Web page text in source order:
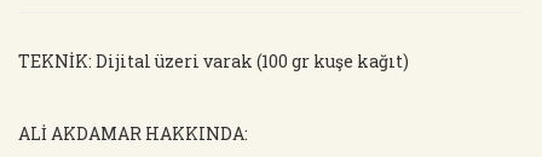
TEKNİK: Dijital üzeri varak (100 gr kuşe kağıt)
ALİ AKDAMAR HAKKINDA: